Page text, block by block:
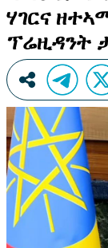
ሃገርና
ፕሬዚዳንት